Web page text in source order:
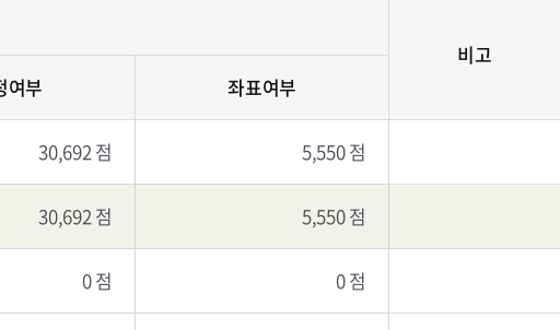
비고
여부 좌표여부
30,692 점 5,550 점
30,692 점 5,550 점
0 점 0 점